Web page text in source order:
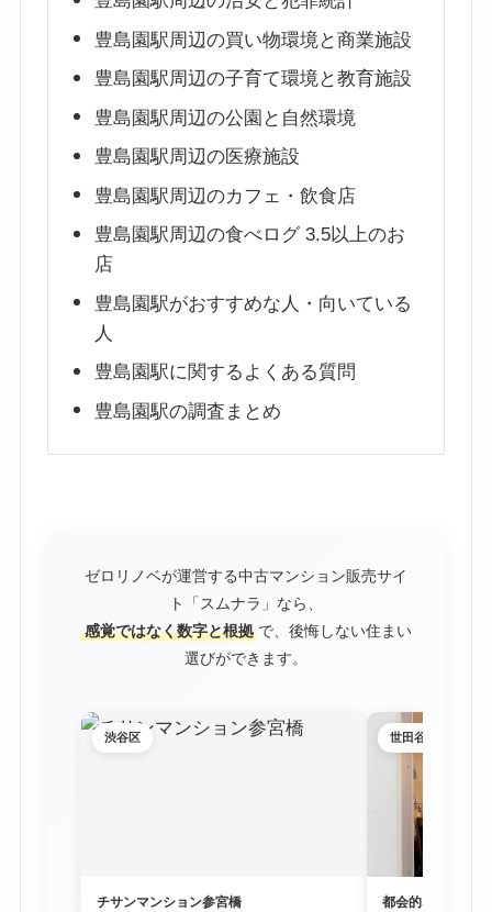
豊島園駅周辺の買い物環境と商業施設
豊島園駅周辺の子育て環境と教育施設
豊島園駅周辺の公園と自然環境
豊島園駅周辺の医療施設
豊島園駅周辺のカフェ・飲食店
豊島園駅周辺の食べログ 3.5以上のお
店
豊島園駅がおすすめな人・向いている
人
豊島園駅に関するよくある質問
豊島園駅の調査まとめ
ゼロリノベが運営する中古マンション販売サイ
ト「スムナラ」なら、
感覚ではなく数字と根拠 で、後悔しない住まい
選びができます。
渋谷区
チサンマンション参宮橋
世田谷区
都会的な利便性